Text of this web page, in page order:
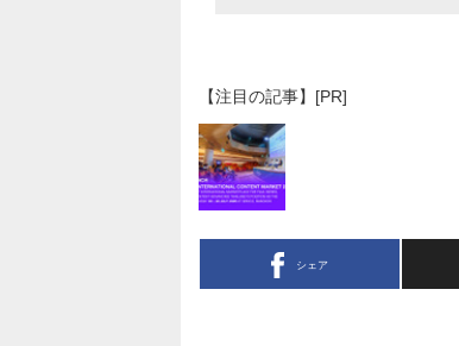
【注目の記事】[PR]
シェア